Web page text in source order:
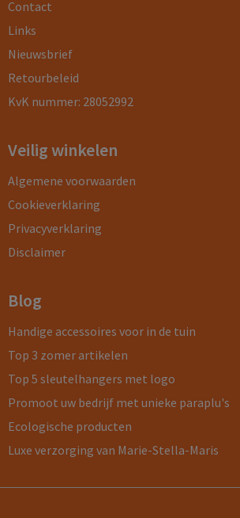
Contact
Links
Nieuwsbrief
Retourbeleid
KvK nummer: 28052992
Veilig winkelen
Algemene voorwaarden
Cookieverklaring
Privacyverklaring
Disclaimer
Blog
Handige accessoires voor in de tuin
Top 3 zomer artikelen
Top 5 sleutelhangers met logo
Promoot uw bedrijf met unieke paraplu's
Ecologische producten
Luxe verzorging van Marie-Stella-Maris